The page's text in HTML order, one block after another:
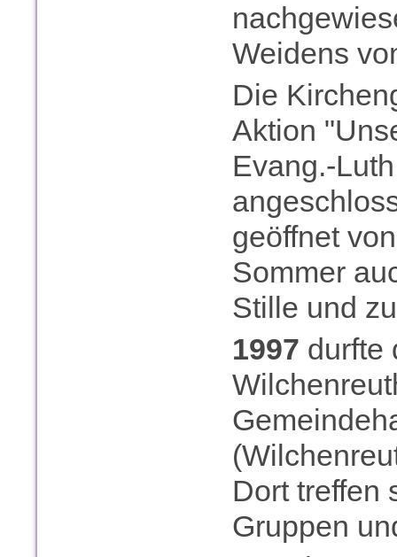
Weidens
Die
Aktion
Evang.-
geöffnet
Sommer
Stille und
1997 durfte
Dort treffen
Gruppen